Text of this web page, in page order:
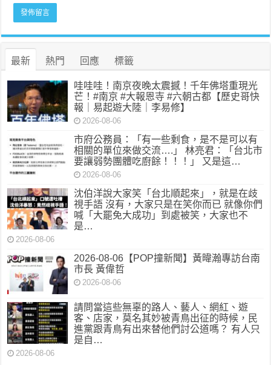
最新 熱門 回應 標籤
哇哇哇！南京夜晚太震撼！千年佛塔重現光
芒！#南京 #大報恩寺 #六朝古都【歷史哥快
報｜易起遊大陸｜李易修】
2026-08-06
市府公務員：「有一些剩食，是不是可以有
相關的單位來做交流….」 林亮君：「台北市
要讓弱勢團體吃廚餘！！！」 又是這…
2026-08-06
沈伯洋說大家笑「台北順起來」，就是在歧
視手語 沒有，大家只是在笑你而已 就像你們
喊「大罷免大成功」到處被笑，大家也不
是…
2026-08-06
2026-08-06【POP撞新聞】黃暐瀚專訪台南
市長 黃偉哲
2026-08-06
請問當這些無辜的路人、藝人、網紅、遊
客、店家，莫名其妙被青鳥出征的時候，民
進黨跟青鳥有出來替他們討公道嗎？ 有人只
是自…
2026-08-06